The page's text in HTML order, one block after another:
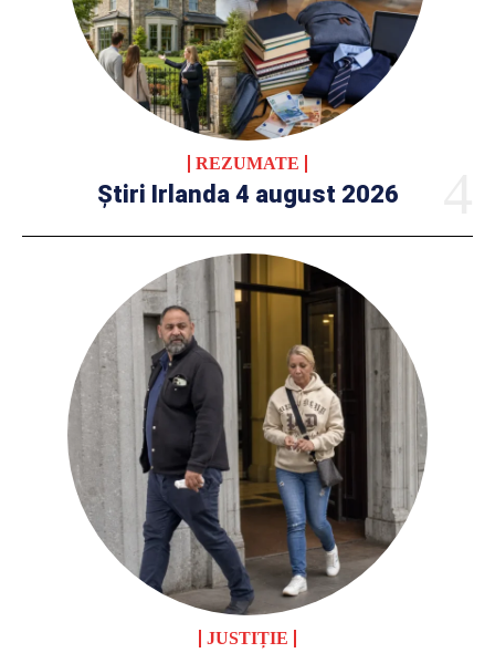
REZUMATE
Știri Irlanda 4 august 2026
JUSTIȚIE